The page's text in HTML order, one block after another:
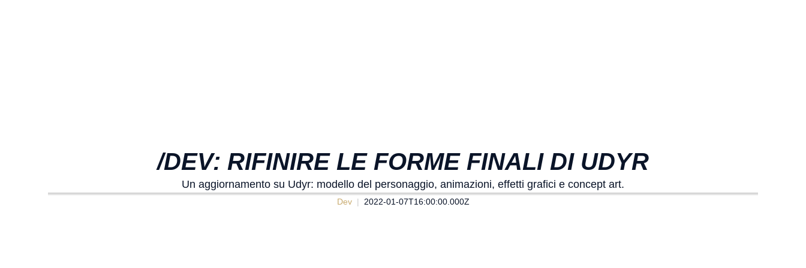
/DEV: RIFINIRE LE FORME FINALI DI UDYR
Un aggiornamento su Udyr: modello del personaggio, animazioni, effetti grafici e concept art.
Dev 2022-01-07T16:00:00.000Z